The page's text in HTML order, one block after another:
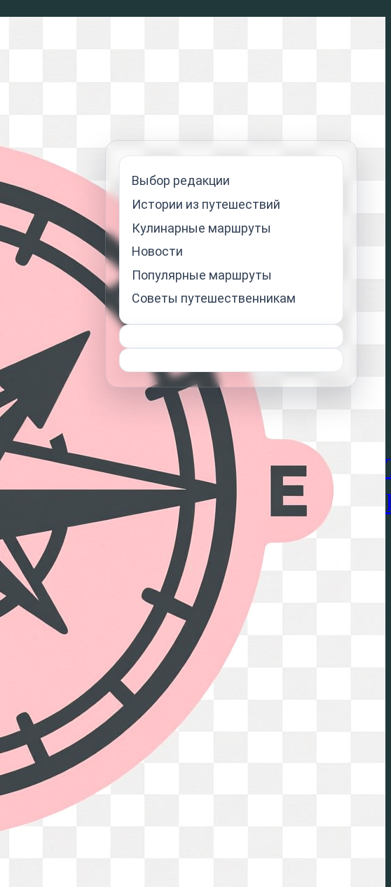
Выбор редакции
Истории из путешествий
Кулинарные маршруты
Новости
Популярные маршруты
Советы путешественникам